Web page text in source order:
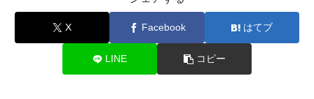
X Facebook はてブ
LINE コピー